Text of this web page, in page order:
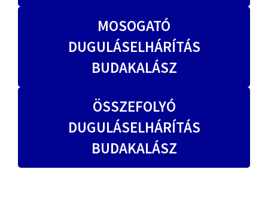
MOSOGATÓ
DUGULÁSELHÁRÍTÁS
BUDAKALÁSZ
ÖSSZEFOLYÓ
DUGULÁSELHÁRÍTÁS
BUDAKALÁSZ